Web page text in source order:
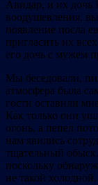
Авидар, и их дочь
воодушевления,
появление посла
пригласить их
его дочь с мужем
Мы беседовали,
атмосфера была
гости оставили
Как только они
огонь, а пепел
нам явились
тщательный
поскольку
не такой